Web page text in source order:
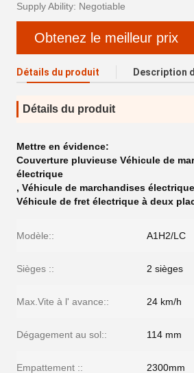
Supply Ability: Negotiable
Obtenez le meilleur prix
Détails du produit Description
Détails du produit
Mettre en évidence:
Couverture pluvieuse Véhicule de
électrique
, Véhicule de marchandises
Véhicule de fret électrique à deux
Modèle:: A1H2/LC
Sièges :: 2 sièges
Max.Vite à l' avance:: 24 km/h
Dégagement au sol:: 114 mm
Empattement :: 2300mm